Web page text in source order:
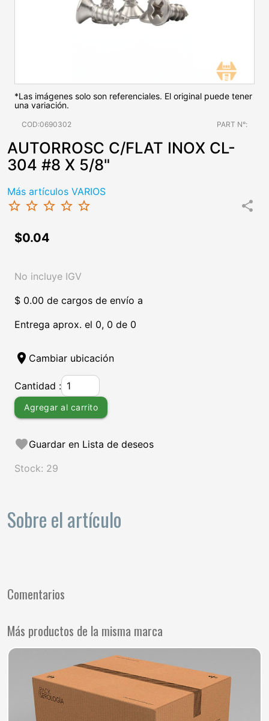
*Las imágenes solo son referenciales. El original puede tener
una variación.
COD:0690302 PART N°:
AUTORROSC C/FLAT INOX CL-
304 #8 X 5/8"
Más artículos VARIOS
star_border star_border star_border star_border star_border share
$0.04
No incluye IGV
$ 0.00 de cargos de envío a
Entrega aprox. el 0, 0 de 0
location_on Cambiar ubicación
Cantidad :
Agregar al carrito
favoriteGuardar en Lista de deseos
Stock: 29
Sobre el artículo
Comentarios
Más productos de la misma marca